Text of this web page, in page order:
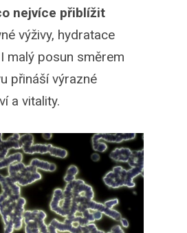
nejvíce přiblížit
výživy, hydratace
malý posun směrem
přináší výrazné
a vitality.